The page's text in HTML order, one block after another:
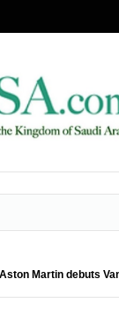
Aston Martin debuts